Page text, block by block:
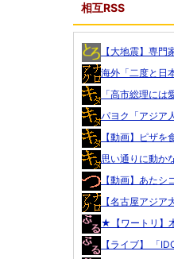
相互RSS
【大地震】専
海外「二度と日
「高市総理に
パヨク「アジア
【動画】ピザ
思い通りに動か
【動画】あた
【名古屋アジ
★【ワートリ】
【ライブ】 「